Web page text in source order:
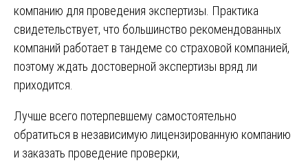
компанию для проведения экспертизы. Практика
свидетельствует, что большинство рекомендованных
компаний работает в тандеме со страховой компанией,
поэтому ждать достоверной экспертизы вряд ли
приходится.
Лучше всего потерпевшему самостоятельно
обратиться в независимую лицензированную компанию
и заказать проведение проверки,